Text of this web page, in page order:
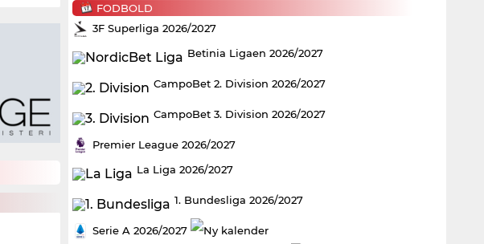
FODBOLD
3F Superliga 2026/2027
Betinia Ligaen 2026/2027
CampoBet 2. Division 2026/2027
CampoBet 3. Division 2026/2027
Premier League 2026/2027
La Liga 2026/2027
1. Bundesliga 2026/2027
Serie A 2026/2027